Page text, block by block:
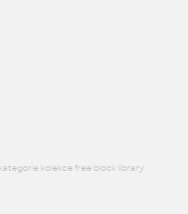
kolekce free block library